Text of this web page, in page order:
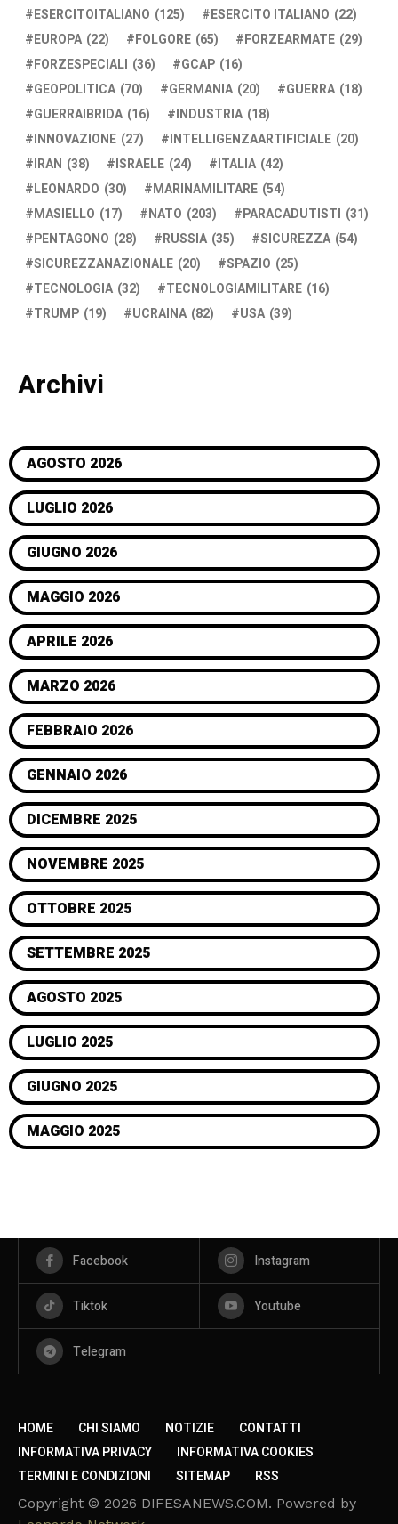
ESERCITOITALIANO (125) ESERCITO ITALIANO (22)
EUROPA (22) FOLGORE (65) FORZEARMATE (29)
FORZESPECIALI (36) GCAP (16)
GEOPOLITICA (70) GERMANIA (20) GUERRA (18)
GUERRAIBRIDA (16) INDUSTRIA (18)
INNOVAZIONE (27) INTELLIGENZAARTIFICIALE (20)
IRAN (38) ISRAELE (24) ITALIA (42)
LEONARDO (30) MARINAMILITARE (54)
MASIELLO (17) NATO (203) PARACADUTISTI (31)
PENTAGONO (28) RUSSIA (35) SICUREZZA (54)
SICUREZZANAZIONALE (20) SPAZIO (25)
TECNOLOGIA (32) TECNOLOGIAMILITARE (16)
TRUMP (19) UCRAINA (82) USA (39)
Archivi
AGOSTO 2026
LUGLIO 2026
GIUGNO 2026
MAGGIO 2026
APRILE 2026
MARZO 2026
FEBBRAIO 2026
GENNAIO 2026
DICEMBRE 2025
NOVEMBRE 2025
OTTOBRE 2025
SETTEMBRE 2025
AGOSTO 2025
LUGLIO 2025
GIUGNO 2025
MAGGIO 2025
Facebook Instagram
Tiktok Youtube
Telegram
HOME CHI SIAMO NOTIZIE
CONTATTI
INFORMATIVA PRIVACY
INFORMATIVA COOKIES
TERMINI E CONDIZIONI
SITEMAP RSS
Copyright © 2026 DIFESANEWS.COM. Powered by